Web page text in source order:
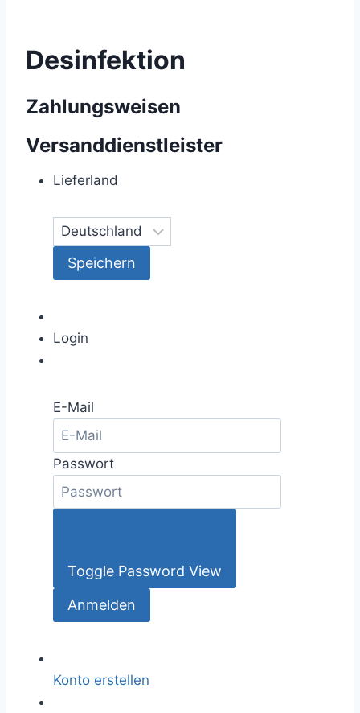
Desinfektion
Zahlungsweisen
Versanddienstleister
Lieferland
Login
E-Mail
Passwort
Toggle Password View
Konto erstellen